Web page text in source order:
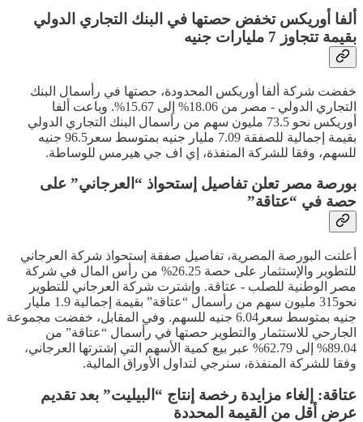
ألفا أوريكس تخفض حصتها في البنك التجاري الدولي
بقيمة تتجاوز 7 مليارات جنيه
خفضت شركة ألفا أوريكس المحدودة، حصتها في رأسمال البنك
التجاري الدولي - مصر من 18.06% إلى 15.67%. وباعت ألفا
أوريكس نحو 73.5 مليون سهم من رأسمال البنك التجاري الدولي
بقيمة إجمالية للصفقة 7.09 مليار جنيه بمتوسط سعر96.5 جنيه
للسهم، وفقا للشركة المنفذة، إي اف جي هيرمس للوساطة.
بورصة مصر تعلن تفاصيل إستحواذ “العرجاني” على
حصة في “عتاقة”
أعلنت البورصة المصرية، تفاصيل صفقة إستحواذ شركة العرجاني
للتطوير والإستثمار على حصة 26.25% من رأس المال في شركة
مصر الوطنية للصلب - عتاقة. وإشترت شركة العرجاني للتطوير
نحو315 مليون سهم من رأسمال “عتاقة” بقيمة إجمالية 1.9 مليار
جنيه بمتوسط سعر6.04 جنيه للسهم. وفي المقابل، خفضت مجموعة
الجارحي للاستثمار والتطوير حصتها في رأسمال “عتاقة” من
89.04% إلى 62.79% عبر بيع كمية الأسهم التي إشترتها العرجاني،
وفقا للشركة المنفذة، سنرجي لتداول الأوراق المالية.
عتاقة: إلغاء مزايدة رخصة إنتاج “البيليت” بعد تقديم
عرض أقل من القيمة المحددة